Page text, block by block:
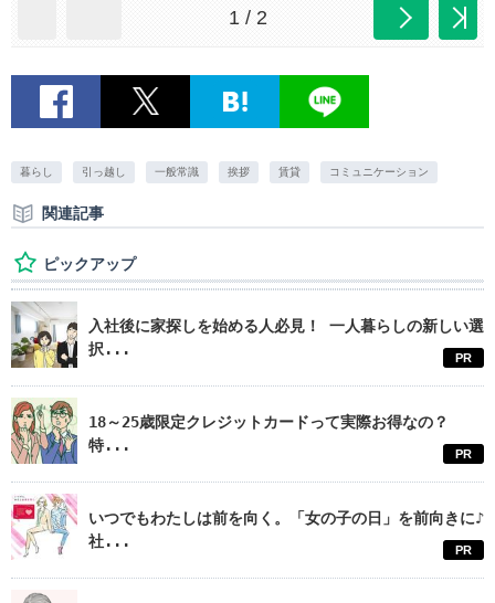
1 / 2
暮らし 引っ越し 一般常識 挨拶 賃貸 コミュニケーション
関連記事
ピックアップ
入社後に家探しを始める人必見！ 一人暮らしの新しい選
択...
PR
18～25歳限定クレジットカードって実際お得なの？
特...
PR
いつでもわたしは前を向く。「女の子の日」を前向きに♪
社...
PR